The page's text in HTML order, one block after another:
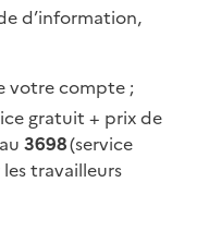
d’information,
votre compte ;
gratuit + prix de
3698(service
travailleurs